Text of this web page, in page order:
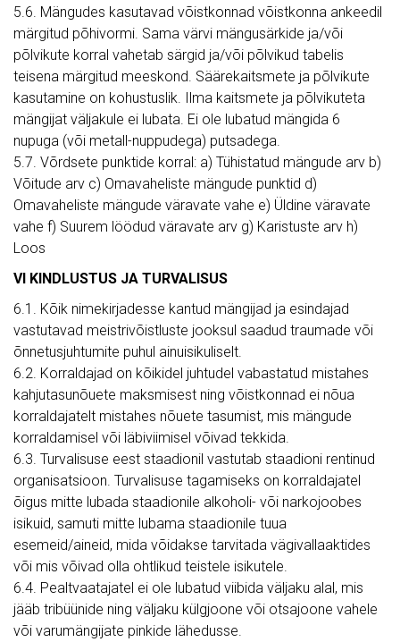
5.6. Mängudes kasutavad võistkonnad võistkonna ankeedil
märgitud põhivormi. Sama värvi mängusärkide ja/või
põlvikute korral vahetab särgid ja/või põlvikud tabelis
teisena märgitud meeskond. Säärekaitsmete ja põlvikute
kasutamine on kohustuslik. Ilma kaitsmete ja põlvikuteta
mängijat väljakule ei lubata. Ei ole lubatud mängida 6
nupuga (või metall-nuppudega) putsadega.
5.7. Võrdsete punktide korral: a) Tühistatud mängude arv b)
Võitude arv c) Omavaheliste mängude punktid d)
Omavaheliste mängude väravate vahe e) Üldine väravate
vahe f) Suurem löödud väravate arv g) Karistuste arv h)
Loos
VI KINDLUSTUS JA TURVALISUS
6.1. Kõik nimekirjadesse kantud mängijad ja esindajad
vastutavad meistrivõistluste jooksul saadud traumade või
õnnetusjuhtumite puhul ainuisikuliselt.
6.2. Korraldajad on kõikidel juhtudel vabastatud mistahes
kahjutasunõuete maksmisest ning võistkonnad ei nõua
korraldajatelt mistahes nõuete tasumist, mis mängude
korraldamisel või läbiviimisel võivad tekkida.
6.3. Turvalisuse eest staadionil vastutab staadioni rentinud
organisatsioon. Turvalisuse tagamiseks on korraldajatel
õigus mitte lubada staadionile alkoholi- või narkojoobes
isikuid, samuti mitte lubama staadionile tuua
esemeid/aineid, mida võidakse tarvitada vägivallaaktides
või mis võivad olla ohtlikud teistele isikutele.
6.4. Pealtvaatajatel ei ole lubatud viibida väljaku alal, mis
jääb tribüünide ning väljaku külgjoone või otsajoone vahele
või varumängijate pinkide lähedusse.